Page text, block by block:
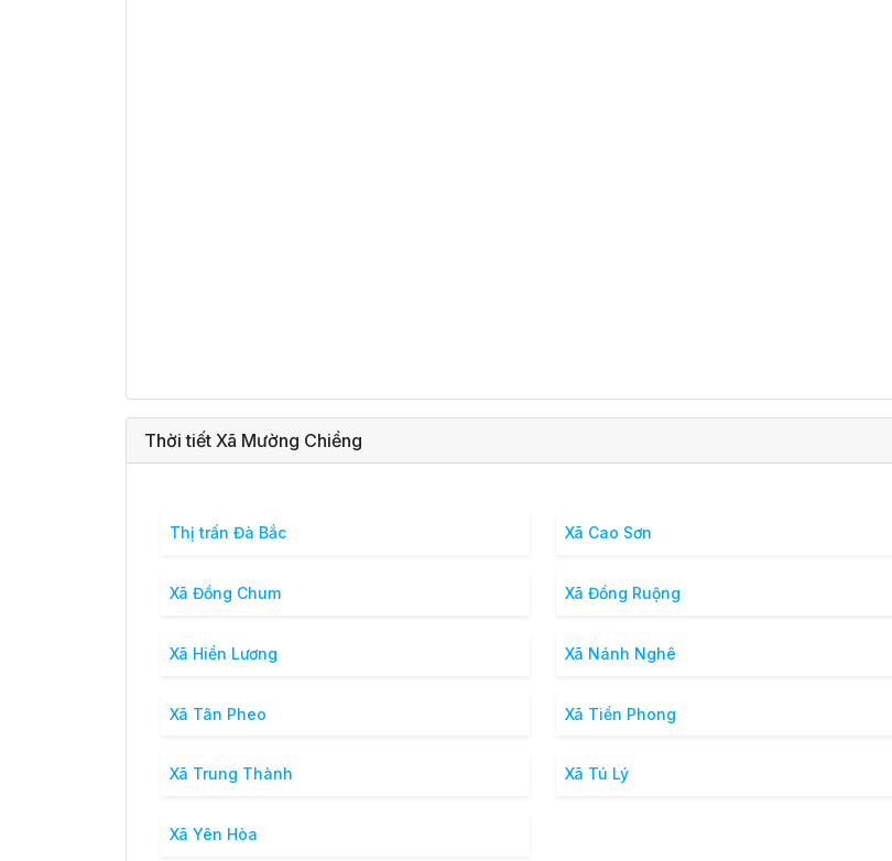
Thời tiết Xã Mường Chiềng
Thị trấn Đà Bắc Xã Cao Sơn
Xã Đồng Chum Xã Đồng Ruộng
Xã Hiền Lương Xã Nánh Nghê
Xã Tân Pheo Xã Tiền Phong
Xã Trung Thành Xã Tú Lý
Xã Yên Hòa